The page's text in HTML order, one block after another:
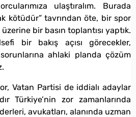
ulaştıralım. Burada
kötüdür” tavrından öte, bir spor
bir basın toplantısı yaptık.
bir bakış açısı görecekler,
sorunlarına ahlaki planda çözüm
Vatan Partisi de iddialı adaylar
Türkiye’nin zor zamanlarında
avukatları, alanında uzman